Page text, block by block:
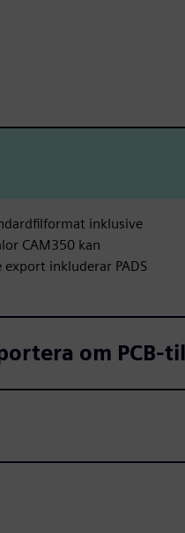
inklusive
CAM350 kan
export inkluderar PADS
om PCB-